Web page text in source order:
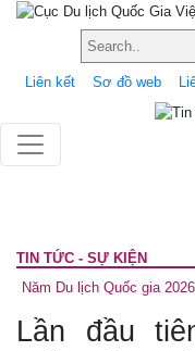
Liên kết Sơ đồ web
TIN TỨC - SỰ KIỆN
Năm Du lịch Quốc gia
Lần đầu